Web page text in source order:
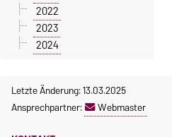
2022
2023
2024
Letzte Änderung: 13.03.2025
Ansprechpartner:
Webmaster